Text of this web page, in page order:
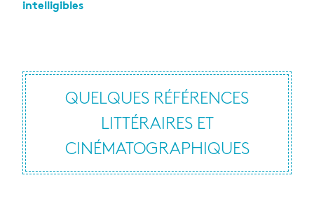
intelligibles
QUELQUES RÉFÉRENCES
LITTÉRAIRES ET
CINÉMATOGRAPHIQUES